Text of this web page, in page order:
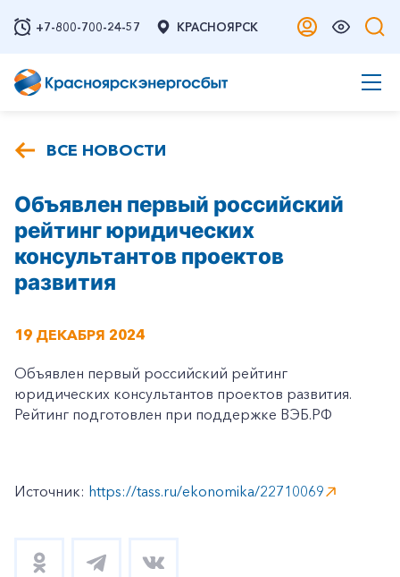
+7-800-700-24-57 КРАСНОЯРСК
ВСЕ НОВОСТИ
Объявлен первый российский
рейтинг юридических
консультантов проектов
развития
19 ДЕКАБРЯ 2024
Объявлен первый российский рейтинг
юридических консультантов проектов развития.
Рейтинг подготовлен при поддержке ВЭБ.РФ
Источник: https://tass.ru/ekonomika/22710069